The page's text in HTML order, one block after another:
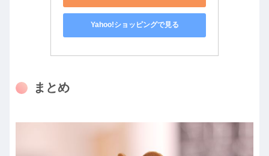
Yahoo!ショッピングで見る
まとめ